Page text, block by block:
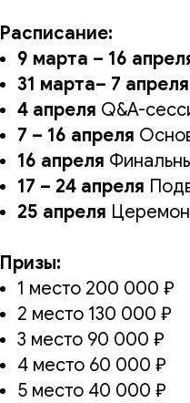
Расписание:
9 марта – 16
31 марта– 7 апреля
4 апреля Q&A-
7 – 16 апреля
16 апреля
17 – 24 апреля
25 апреля
Призы:
1 место 200 000 ₽
2 место 130 000 ₽
3 место 90 000 ₽
4 место 60 000 ₽
5 место 40 000 ₽